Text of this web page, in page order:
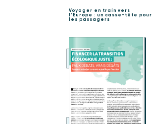
Voyager en train vers
l’Europe : un casse-tête pour
les passagers